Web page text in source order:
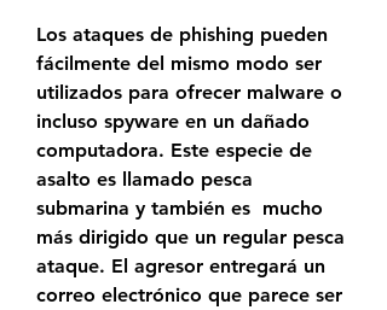
Los ataques de phishing pueden
fácilmente del mismo modo ser
utilizados para ofrecer malware o
incluso spyware en un dañado
computadora. Este especie de
asalto es llamado pesca
submarina y también es  mucho
más dirigido que un regular pesca
ataque. El agresor entregará un
correo electrónico que parece ser